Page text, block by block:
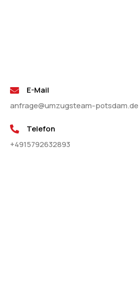
E-Mail
anfrage@umzugsteam-potsdam.de
Telefon
+4915792632893